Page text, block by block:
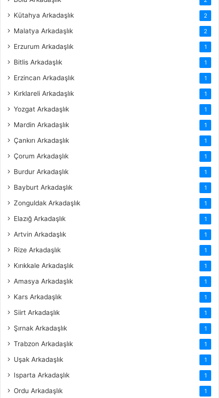
Kütahya Arkadaşlık 2
Malatya Arkadaşlık 2
Erzurum Arkadaşlık 1
Bitlis Arkadaşlık 1
Erzincan Arkadaşlık 1
Kırklareli Arkadaşlık 1
Yozgat Arkadaşlık 1
Mardin Arkadaşlık 1
Çankırı Arkadaşlık 1
Çorum Arkadaşlık 1
Burdur Arkadaşlık 1
Bayburt Arkadaşlık 1
Zonguldak Arkadaşlık 1
Elazığ Arkadaşlık 1
Artvin Arkadaşlık 1
Rize Arkadaşlık 1
Kırıkkale Arkadaşlık 1
Amasya Arkadaşlık 1
Kars Arkadaşlık 1
Siirt Arkadaşlık 1
Şırnak Arkadaşlık 1
Trabzon Arkadaşlık 1
Uşak Arkadaşlık 1
Isparta Arkadaşlık 1
Ordu Arkadaşlık 1